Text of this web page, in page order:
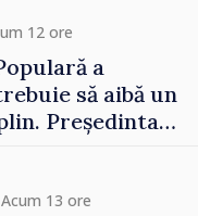
Oficial
12 ore
a
să aibă un
Președinta
13 ore